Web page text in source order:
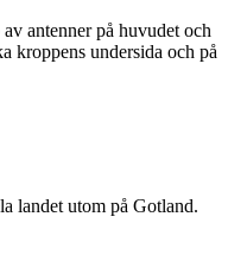
antenner på huvudet och
kroppens undersida och på
landet utom på Gotland.